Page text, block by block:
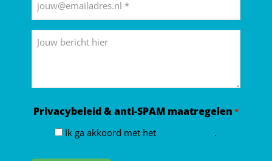
*
Privacybeleid & anti-SPAM maatregelen *
Ik ga akkoord met het .